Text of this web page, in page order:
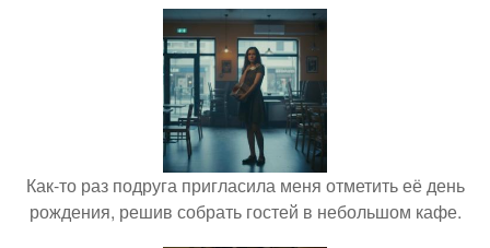
Как-то раз подруга пригласила меня отметить её день
рождения, решив собрать гостей в небольшом кафе.